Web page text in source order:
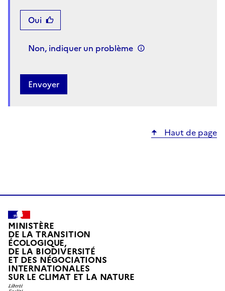
Oui
Non, indiquer un problème
Haut de page
MINISTÈRE
DE LA TRANSITION
ÉCOLOGIQUE,
DE LA BIODIVERSITÉ
ET DES NÉGOCIATIONS
INTERNATIONALES
SUR LE CLIMAT ET LA NATUREL